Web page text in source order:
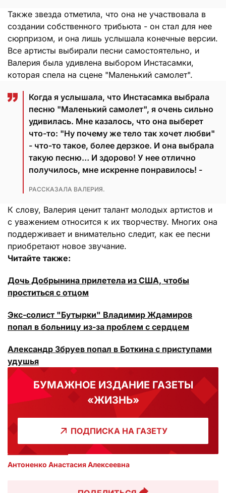
Также звезда отметила, что она не участвовала в
создании собственного трибьюта - он стал для нее
сюрпризом, и она лишь услышала конечные версии.
Все артисты выбирали песни самостоятельно, и
Валерия была удивлена выбором Инстасамки,
которая спела на сцене "Маленький самолет".
Когда я услышала, что Инстасамка выбрала
песню "Маленький самолет", я очень сильно
удивилась. Мне казалось, что она выберет
что-то: "Ну почему же тело так хочет любви"
- что-то такое, более дерзкое. И она выбрала
такую песню… И здорово! У нее отлично
получилось, мне искренне понравилось! -
РАССКАЗАЛА ВАЛЕРИЯ.
К слову, Валерия ценит талант молодых артистов и
с уважением относится к их творчеству. Многих она
поддерживает и внимательно следит, как ее песни
приобретают новое звучание.
Читайте также:
Дочь Добрынина прилетела из США, чтобы
проститься с отцом
Экс-солист "Бутырки" Владимир Ждамиров
попал в больницу из-за проблем с сердцем
Александр Збруев попал в Боткина с приступами
удушья
БУМАЖНОЕ ИЗДАНИЕ ГАЗЕТЫ
«ЖИЗНЬ»
ПОДПИСКА НА ГАЗЕТУ
Антоненко Анастасия Алексеевна